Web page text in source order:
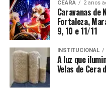
CEARÁ 2 anos
Caravanas de
Fortaleza,
9, 10 e 11/11
INSTITUCIONAL
A luz que
Velas de Cera